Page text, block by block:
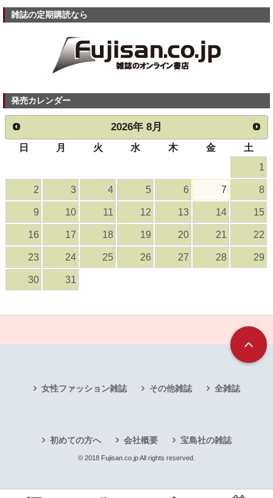
雑誌の定期購読なら
発売カレンダー
2026年 8月
日 月 火 水 木 金
土
1
2 3 4 5 6 7 8
9 10 11 12 13 14 15
16 17 18 19 20 21 22
23 24 25 26 27 28 29
30 31
女性ファッション雑誌 その他雑誌 全雑誌
初めての方へ 会社概要 宝島社の雑誌
© 2018 Fujisan.co.jp All rights reserved.